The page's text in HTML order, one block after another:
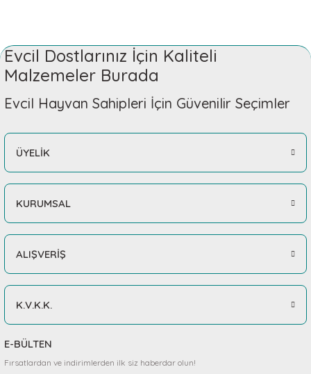
Evcil Dostlarınız İçin Kaliteli
Malzemeler Burada
Evcil Hayvan Sahipleri İçin Güvenilir Seçimler
ÜYELİK
KURUMSAL
ALIŞVERİŞ
K.V.K.K.
E-BÜLTEN
Fırsatlardan ve indirimlerden ilk siz haberdar olun!